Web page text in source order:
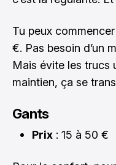
Tu peux
€. Pas besoin d’un
Mais évite les trucs
maintien, ça se
Gants
Prix : 15 à 50 €